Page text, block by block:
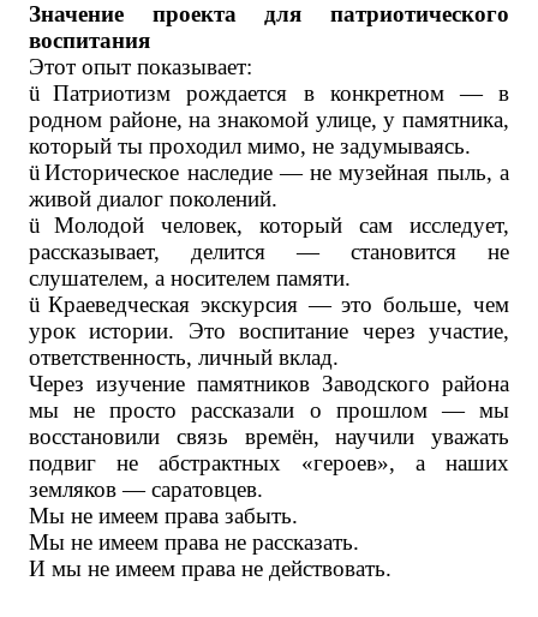
Значение проекта для патриотического
воспитания
Этот опыт показывает:
ü Патриотизм рождается в конкретном— в
родном районе, на знакомой улице, у памятника,
который ты проходил мимо, не задумываясь.
ü Историческое наследие — не музейная пыль, а
живой диалог поколений.
ü
Молодой человек, который сам исследует,
рассказывает, делится — становится не
слушателем, а носителем памяти.
ü Краеведческая экскурсия — это больше, чем
урок истории. Это воспитание через участие,
ответственность, личный вклад.
Через изучение памятников Заводского района
мы не просто рассказали о прошлом — мы
восстановили связь времён, научили уважать
подвиг не абстрактных «героев», а наших
земляков — саратовцев.
Мы не имеем права забыть.
Мы не имеем права не рассказать.
И мы не имеем права не действовать.